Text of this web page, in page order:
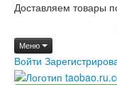
Доставляем товары
Меню
Войти